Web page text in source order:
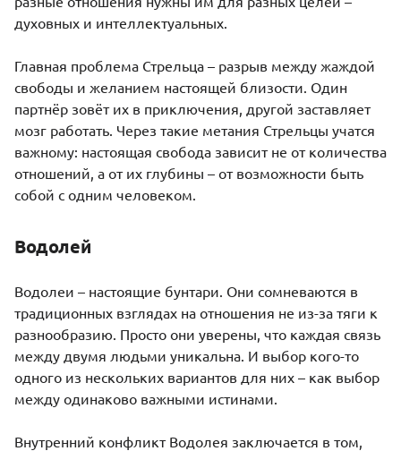
духовных и интеллектуальных.
Главная проблема Стрельца – разрыв между жаждой
свободы и желанием настоящей близости. Один
партнёр зовёт их в приключения, другой заставляет
мозг работать. Через такие метания Стрельцы учатся
важному: настоящая свобода зависит не от количества
отношений, а от их глубины – от возможности быть
собой с одним человеком.
Водолей
Водолеи – настоящие бунтари. Они сомневаются в
традиционных взглядах на отношения не из-за тяги к
разнообразию. Просто они уверены, что каждая связь
между двумя людьми уникальна. И выбор кого-то
одного из нескольких вариантов для них – как выбор
между одинаково важными истинами.
Внутренний конфликт Водолея заключается в том,